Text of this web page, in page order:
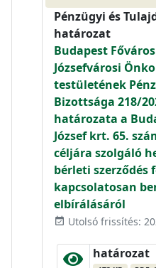
Pénzügyi és
határozat
Budapest
Józsefvárosi
testületének
Bizottsága 218/
határozata a
József krt. 65.
céljára szolgáló
bérleti
kapcsolatosan
elbírálásáról
event_available Utolsó frissítés:
határozat